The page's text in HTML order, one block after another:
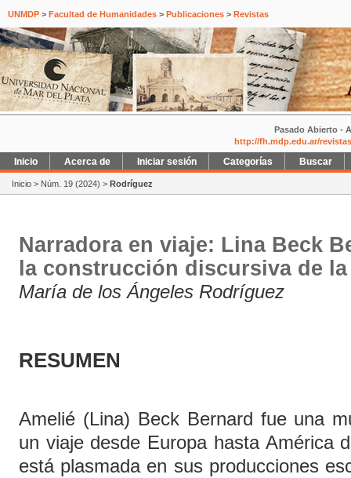
UNMDP > Facultad de Humanidades > Publicaciones > Revistas
Pasado Abierto -
http://fh.mdp.edu.ar/
Inicio Acerca de Iniciar sesión Categorías Buscar
Inicio > Núm. 19 (2024) > Rodríguez
Narradora en viaje: Lina Beck
la construcción discursiva de
María de los Ángeles Rodríguez
RESUMEN
Amelié (Lina) Beck Bernard fue una
un viaje desde Europa hasta América
está plasmada en sus producciones